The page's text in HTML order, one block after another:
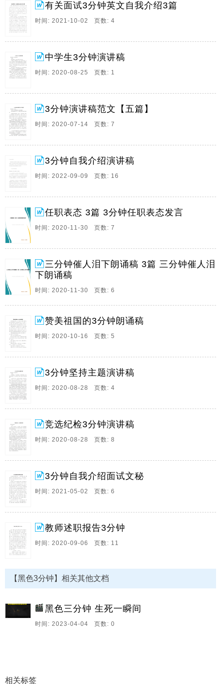
9、有关面试3分钟英文自我介绍3篇面试3分钟英文自我
介绍篇
好,我是吃饭没筷子,请允许我先给大家讲个故事,在非洲
的1片茂盛的丛林中,走着4个皮包骨头的男子,他们扛着1
进入丛林探险,可是,队长却在任务行。
11、3分钟演讲稿范文,五篇,尊重的老师,同学们,大家好,
今天我演讲的题目是最初的梦想,最初的梦想就握在自己
手上,最想要去的地方就别在半路返航,如果梦想不曾坠落
悬崖,危在旦夕,又怎样会晓得,执着的人,有双梦的翅膀,不
顾1切疯狂追寻过,失落过,也让。
12、3分钟自我介绍演讲稿我们不管是在社会上还是在学
校里,都需要交流,认识别人,也是认识自己,这是一个双向
的过程,通过这个我们见识才会有所长进,而交流的开始自
然是从自我介绍开始,一个好的自我介绍能给他人一个好
的第一印象,下面是由出国留学整理的三。
13、任职表态3篇3分钟任职表态发言精品文档,仅供参考
任职表态3篇3分钟任职表态发言很多事情我们看不惯,那
事的态度,不要试着去按自己的方式要求别人也像自己这
么做,那是徒劳无功的,以下是本站小编为。
14、三分钟催人泪下朗诵稿3篇三分钟催人泪下朗诵稿精
品文档,仅供参考三分钟催人泪下朗诵稿3篇三分钟催人
泪下朗诵稿朗诵不仅可以提高阅读能力,增强艺术鉴赏,更
为重要的是,通过朗诵,大者可以陶冶性情,开阔胸怀,文明
言行,增强理解,以下是本站小编为大家带。
15、赞美祖国的3分钟朗诵稿我们祖国的大好河山,给了
无数文人墨客艺术的书卷,呈现在我们眼前的是一道道亮
丽的风景,第一文档网今天为大家精心准备了赞美祖国的
3分钟朗诵稿,希望对大家有所帮助,赞美祖国的3分钟朗
诵稿亲爱的老师,同学们,亲爱的祖国妈妈,今。
16、3分钟坚持主题演讲稿尊重的老师,亲爱的同学们,大
家好,马克思曾说过,生活就像海洋,只有坚持不懈的人,才
能驶向成功的彼岸,人生亦是如此,坚持者,事竟成,生命因
坚持而精彩,小草穿透了岩石厚土,得到春回大地的精彩,
而那些中途而废的,只能沦为1芥空。
17、竞选纪检3分钟演讲稿尊重的各位老师,早上好,我叫,
是来自初1,16,班的学生,首先,我非常感谢学校领导和老
师及同学们给了我这次展现自我的机会,我要竞选的是学
生会的纪律检查部部长,俗语说,没有规矩,不成方圆,它明
确的告知我们每个人,提倡甚么。
18、3分钟自我介绍面试文秘3分钟自我介绍面试文秘1
各位面试官早上好,很荣幸拥有这次向面试官请教和学习
方面的职位,下面允许我做一下自我介绍,我叫姜,毕业于
大连职业技术学院,主修商务英语,在大学3年。
19、教师述职报告3分钟作为一名教师,教学中会遇到许
多问题,需要依靠智慧来解决,其实,智慧来自细心的观察,
来自于勤奋地读书,勤奋地工作,来自于不断地反思,不断
有关面试3分钟英文自我介绍3篇
时间: 2021-10-02 页数: 4
中学生3分钟演讲稿
时间: 2020-08-25 页数: 1
3分钟演讲稿范文【五篇】
时间: 2020-07-14 页数: 7
3分钟自我介绍演讲稿
时间: 2022-09-09 页数: 16
任职表态 3篇 3分钟任职表态发言
时间: 2020-11-30 页数: 7
三分钟催人泪下朗诵稿 3篇 三分钟催人泪
下朗诵稿
时间: 2020-11-30 页数: 6
赞美祖国的3分钟朗诵稿
时间: 2020-10-16 页数: 5
3分钟坚持主题演讲稿
时间: 2020-08-28 页数: 4
竞选纪检3分钟演讲稿
时间: 2020-08-28 页数: 8
3分钟自我介绍面试文秘
时间: 2021-05-02 页数: 6
教师述职报告3分钟
时间: 2020-09-06 页数: 11
【黑色3分钟】相关其他文档
黑色三分钟 生死一瞬间
时间: 2023-04-04 页数: 0
相关标签